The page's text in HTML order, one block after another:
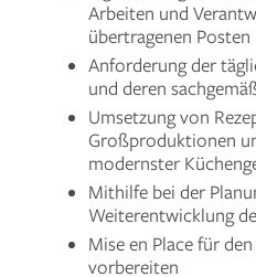
Arbeiten und
übertragenen Posten
Anforderung der
und deren
Umsetzung von
Großproduktionen
modernster
Mithilfe bei der
Weiterentwicklung
Mise en Place für
vorbereiten